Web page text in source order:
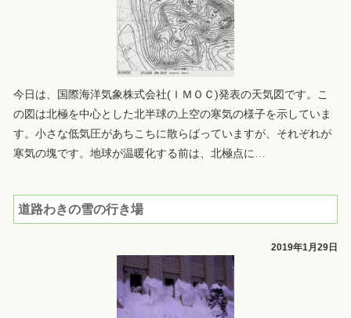
今日は、国際海洋気象株式会社(ＩＭＯＣ)発表の天気図です。こ
の図は北極を中心とした北半球の上空の寒気の様子を示していま
す。小さな低気圧があちこちに散らばっていますが、それぞれが
寒気の塊です。地球が温暖化する前は、北極点に…
道路わきの雪の行き場
2019年1月29日